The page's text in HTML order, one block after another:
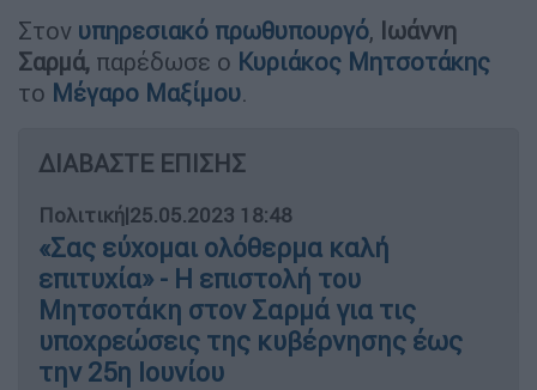
Στον υπηρεσιακό πρωθυπουργό, Ιωάννη
Σαρμά, παρέδωσε ο Κυριάκος Μητσοτάκης
το Μέγαρο Μαξίμου.
ΔΙΑΒΑΣΤΕ ΕΠΙΣΗΣ
Πολιτική|25.05.2023 18:48
«Σας εύχομαι ολόθερμα καλή
επιτυχία» - Η επιστολή του
Μητσοτάκη στον Σαρμά για τις
υποχρεώσεις της κυβέρνησης έως
την 25η Ιουνίου